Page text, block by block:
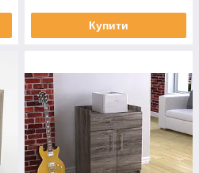
Купити